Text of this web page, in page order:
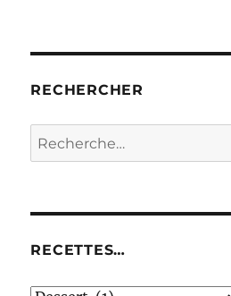
RECHERCHER
Recherche
pour :
RECETTES…